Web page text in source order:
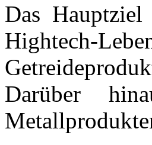
Das
Hightech-
Darüber